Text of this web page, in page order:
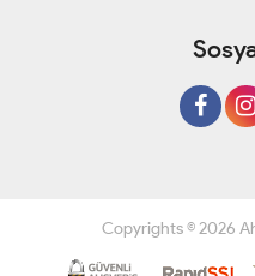
Copyrights © 2026